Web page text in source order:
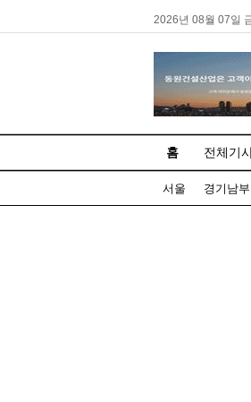
2026년 08월 07일
홈 전체기
서울 경기남부